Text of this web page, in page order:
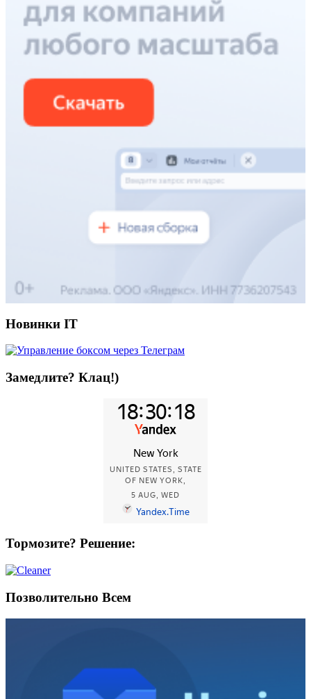
Новинки IT
Замедлите? Клац!)
Тормозите? Решение:
Позволительно Всем